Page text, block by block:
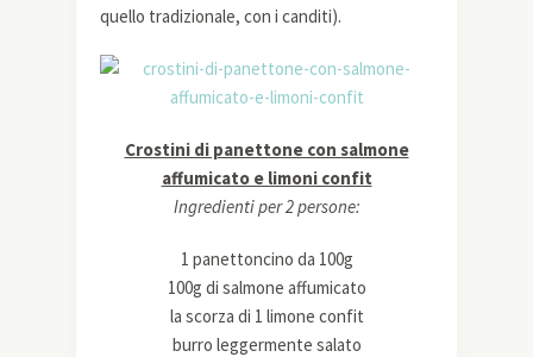
quello tradizionale, con i canditi).
Crostini di panettone con salmone
affumicato e limoni confit
Ingredienti per 2 persone:
1 panettoncino da 100g
100g di salmone affumicato
la scorza di 1 limone confit
burro leggermente salato